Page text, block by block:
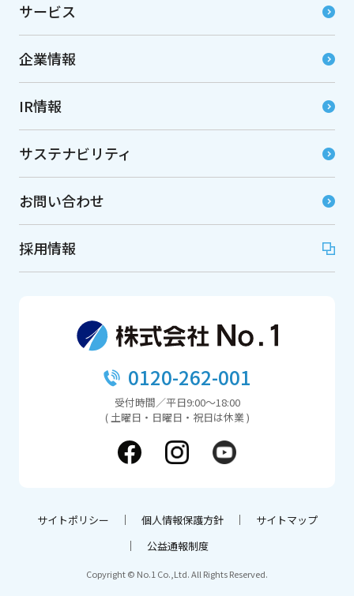
サービス
企業情報
IR情報
サステナビリティ
お問い合わせ
採用情報
0120-262-001
受付時間／平日9:00～18:00
( 土曜日・日曜日・祝日は休業 )
サイトポリシー 個人情報保護方針
サイトマップ
公益通報制度
Copyright © No.1 Co.,Ltd. All Rights Reserved.